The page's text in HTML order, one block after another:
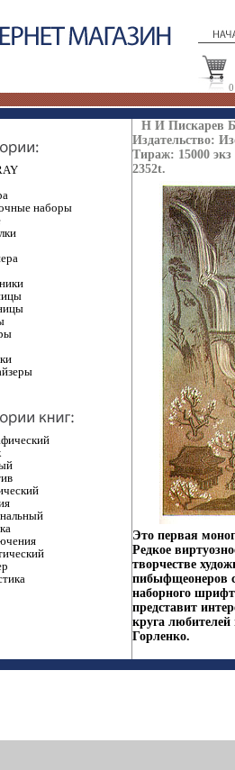
0
наборы
Н И Пискарев
Издательство:
Тираж: 15000
2352t.
Это первая
Редкое
творчестве
пибыфщеонеров
наборного
представит
круга
Горленко.